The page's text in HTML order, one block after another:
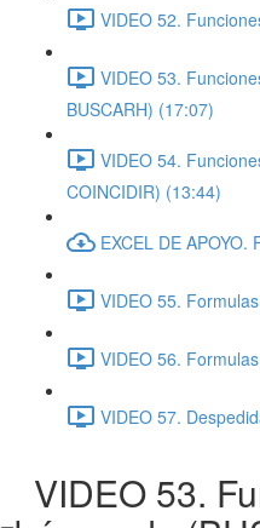
VIDEO 52.
VIDEO 53.
BUSCARH) (17:07)
VIDEO 54.
COINCIDIR) (13:44)
EXCEL DE
VIDEO 55.
VIDEO 56.
VIDEO 57.
VIDEO 53.